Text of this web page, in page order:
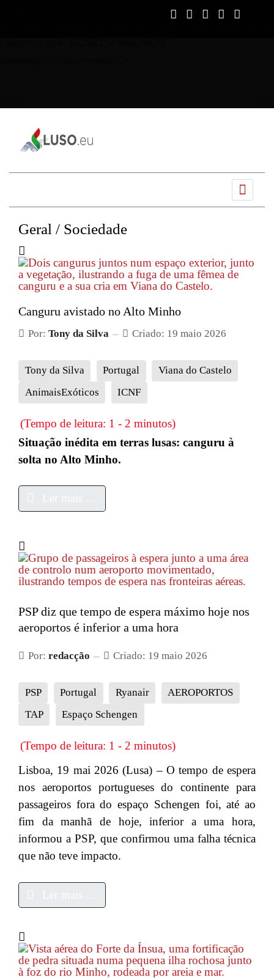
Geral / Sociedade
Canguru avistado no Alto Minho
Por: Tony da Silva Criado: 19 maio 2026
Tony da Silva Portugal
Viana do Castelo
AnimaisExóticos
ICNF
(Tempo de leitura: 1 - 2 minutos)
Situação inédita em terras lusas: canguru à
solta no Alto Minho.
PSP diz que tempo de espera máximo hoje nos
aeroportos é inferior a uma hora
Por: redacção Criado: 19 maio 2026
PSP Portugal Ryanair
AEROPORTOS
TAP
Espaço Schengen
(Tempo de leitura: 1 - 2 minutos)
Lisboa, 19 mai 2026 (Lusa) – O tempo de espera
nos aeroportos portugueses do continente para
passageiros fora do espaço Schengen foi, até ao
fim da manhã de hoje, inferior a uma hora,
informou a PSP, que confirmou uma falha técnica
que não teve impacto.
Ano
Mês
Próximo
Próximo